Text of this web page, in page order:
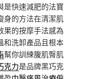
是快速減肥的法寶
身的方法在清潔肌
果的按摩手法感為
和洗卸產品且根本
幫你訓練腹肌臀肌
克力是品牌黑巧克